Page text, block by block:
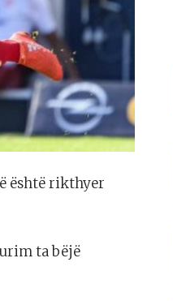
është rikthyer
ta bëjë